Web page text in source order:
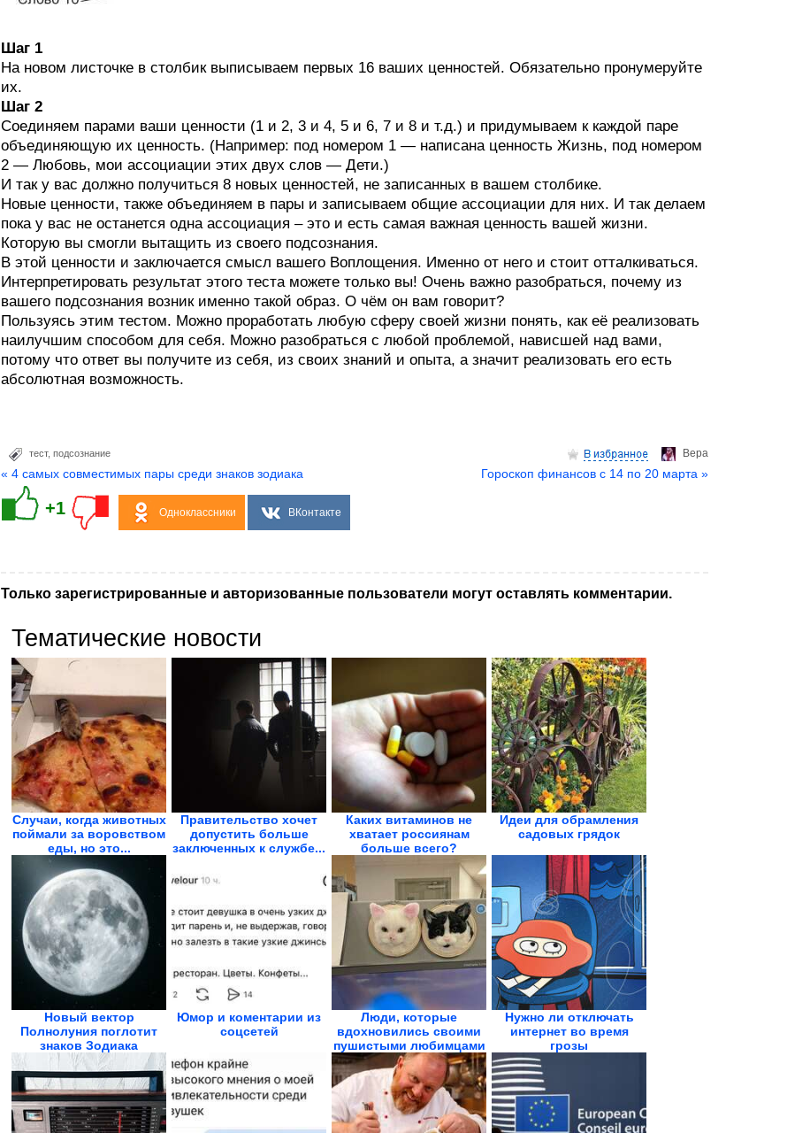
Шаг 1
На новом листочке в столбик выписываем первых 16 ваших ценностей. Обязательно пронумеруйте
их.
Шаг 2
Соединяем парами ваши ценности (1 и 2, 3 и 4, 5 и 6, 7 и 8 и т.д.) и придумываем к каждой паре
объединяющую их ценность. (Например: под номером 1 — написана ценность Жизнь, под номером
2 — Любовь, мои ассоциации этих двух слов — Дети.)
И так у вас должно получиться 8 новых ценностей, не записанных в вашем столбике.
Новые ценности, также объединяем в пары и записываем общие ассоциации для них. И так делаем
пока у вас не останется одна ассоциация – это и есть самая важная ценность вашей жизни.
Которую вы смогли вытащить из своего подсознания.
В этой ценности и заключается смысл вашего Воплощения. Именно от него и стоит отталкиваться.
Интерпретировать результат этого теста можете только вы! Очень важно разобраться, почему из
вашего подсознания возник именно такой образ. О чём он вам говорит?
Пользуясь этим тестом. Можно проработать любую сферу своей жизни понять, как её реализовать
наилучшим способом для себя. Можно разобраться с любой проблемой, нависшей над вами,
потому что ответ вы получите из себя, из своих знаний и опыта, а значит реализовать его есть
абсолютная возможность.
Верa
тест, подсознание
« 4 самых совместимых пары среди знаков зодиака Гороскоп финансов с 14 по 20 марта »
+1 Одноклассники ВКонтакте
Только зарегистрированные и авторизованные пользователи могут оставлять комментарии.
Тематические новости
Случаи, когда животных
поймали за воровством
еды, но это...
Правительство хочет
допустить больше
заключенных к службе...
Каких витаминов не
хватает россиянам
больше всего?
Идеи для обрамления
садовых грядок
Новый вектор
Полнолуния поглотит
знаков Зодиака
Юмор и коментарии из
соцсетей
Люди, которые
вдохновились своими
пушистыми любимцами
и...
Нужно ли отключать
интернет во время
грозы